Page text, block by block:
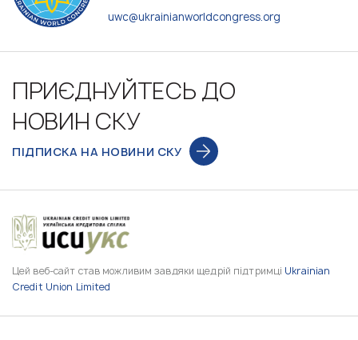
uwc@ukrainianworldcongress.org
ПРИЄДНУЙТЕСЬ ДО
НОВИН СКУ
ПІДПИСКА НА НОВИНИ СКУ
Цей веб-сайт став можливим завдяки щедрій підтримці Ukrainian
Credit Union Limited